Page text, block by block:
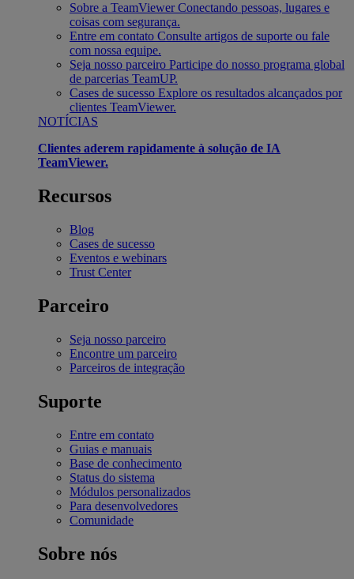
Sobre a TeamViewer Conectando pessoas, lugares e
coisas com segurança.
Entre em contato Consulte artigos de suporte ou fale
com nossa equipe.
Seja nosso parceiro Participe do nosso programa global
de parcerias TeamUP.
Cases de sucesso Explore os resultados alcançados por
clientes TeamViewer.
NOTÍCIAS
Clientes aderem rapidamente à solução de IA
TeamViewer.
Recursos
Blog
Cases de sucesso
Eventos e webinars
Trust Center
Parceiro
Seja nosso parceiro
Encontre um parceiro
Parceiros de integração
Suporte
Entre em contato
Guias e manuais
Base de conhecimento
Status do sistema
Módulos personalizados
Para desenvolvedores
Comunidade
Sobre nós